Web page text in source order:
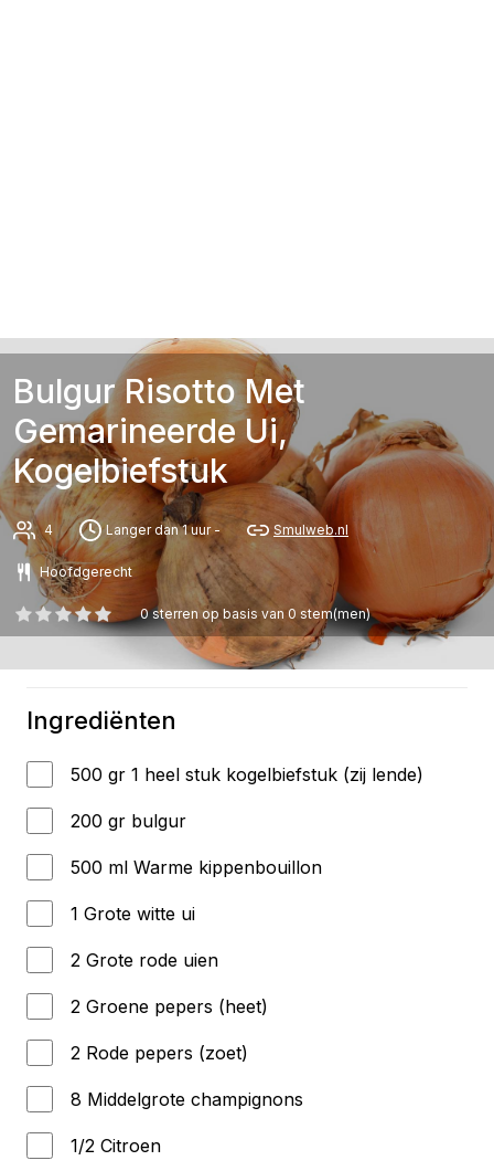
Bulgur Risotto Met
Gemarineerde Ui,
Kogelbiefstuk
4 Langer dan 1 uur - Smulweb.nl
Hoofdgerecht
0sterren op basis van 0 stem(men)
Ingrediënten
500 gr 1 heel stuk kogelbiefstuk (zij lende)
200 gr bulgur
500 ml Warme kippenbouillon
1 Grote witte ui
2 Grote rode uien
2 Groene pepers (heet)
2 Rode pepers (zoet)
8 Middelgrote champignons
1/2 Citroen